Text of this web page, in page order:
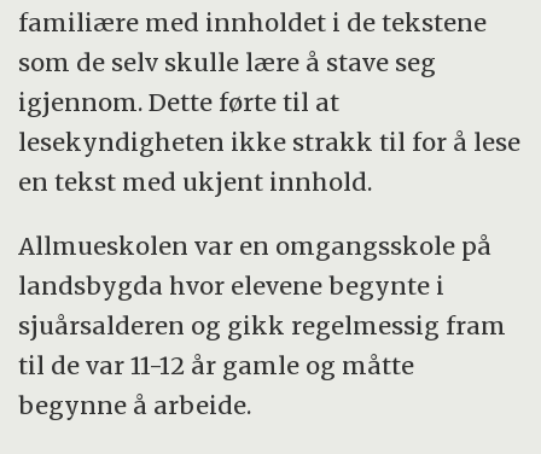
familiære med innholdet i de tekstene
som de selv skulle lære å stave seg
igjennom. Dette førte til at
lesekyndigheten ikke strakk til for å lese
en tekst med ukjent innhold.
Allmueskolen var en omgangsskole på
landsbygda hvor elevene begynte i
sjuårsalderen og gikk regelmessig fram
til de var 11-12 år gamle og måtte
begynne å arbeide.